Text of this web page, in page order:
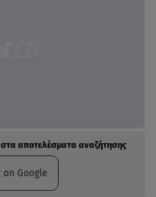
αποτελέσματα αναζήτησης
on Google